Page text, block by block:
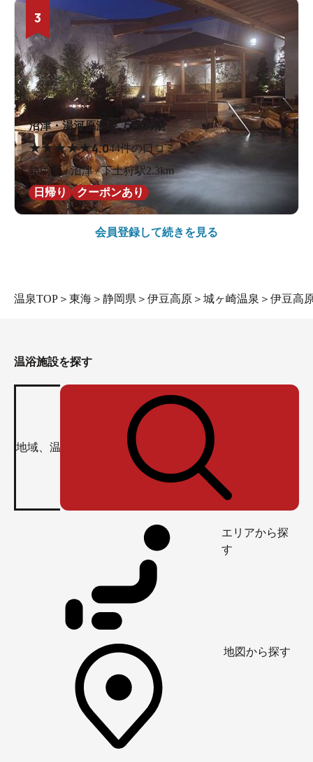
3
沼津・湯河原温泉 万葉の湯
★★★★★4.044件の口コミ
静岡県 / 沼津 / 下土狩駅2.3km
日帰り
クーポンあり
会員登録して続きを見る
温泉TOP ＞ 東海 ＞ 静岡県 ＞ 伊豆高原 ＞ 城ヶ崎温泉 ＞ 伊豆高
温浴施設を探す
エリアから探
す
地図から探す